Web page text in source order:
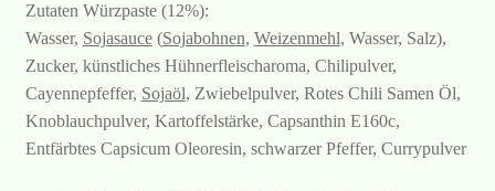
Zutaten Würzpaste (12%):
Wasser, Sojasauce(Sojabohnen, Weizenmehl, Wasser, Salz),
Zucker, künstliches Hühnerfleischaroma, Chilipulver,
Cayennepfeffer, Sojaöl, Zwiebelpulver, Rotes Chili Samen Öl,
Knoblauchpulver, Kartoffelstärke, Capsanthin E160c,
Entfärbtes Capsicum Oleoresin, schwarzer Pfeffer, Currypulver